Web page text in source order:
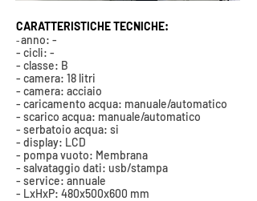
CARATTERISTICHE TECNICHE:
-anno: -
- cicli: -
- classe: B
- camera: 18 litri
- camera: acciaio
- caricamento acqua: manuale/automatico
- scarico acqua: manuale/automatico
- serbatoio acqua: si
- display: LCD
- pompa vuoto: Membrana
- salvataggio dati: usb/stampa
- service: annuale
- LxHxP: 480x500x600 mm